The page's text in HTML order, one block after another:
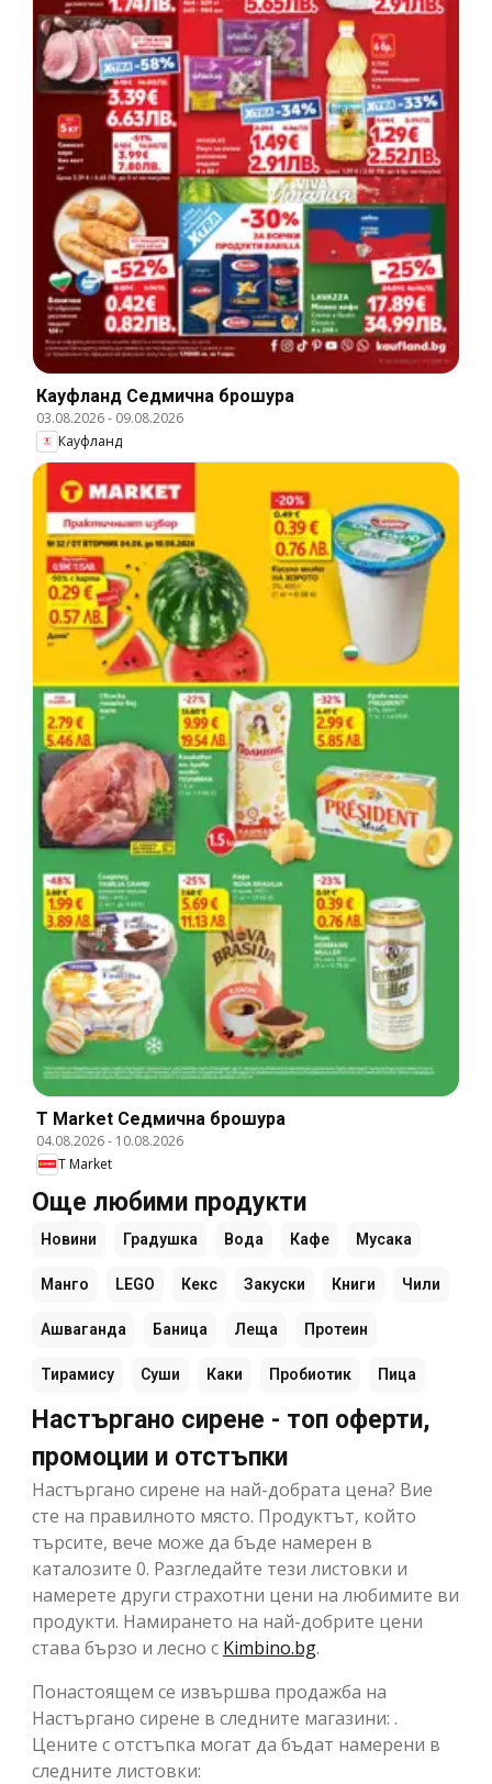
Кауфланд Cедмична брошура
03.08.2026- 09.08.2026
Кауфланд
T Market Cедмична брошура
04.08.2026- 10.08.2026
T Market
Още любими продукти
Новини Градушка Вода Кафе Мусака
Манго LEGO Кекс Закуски Книги Чили
Ашваганда Баница Леща Протеин
Тирамису Суши Каки Пробиотик Пица
Настъргано сирене - топ оферти,
промоции и отстъпки
Настъргано сирене на най-добрата цена? Вие
сте на правилното място. Продуктът, който
търсите, вече може да бъде намерен в
каталозите 0. Разгледайте тези листовки и
намерете други страхотни цени на любимите ви
продукти. Намирането на най-добрите цени
става бързо и лесно с Kimbino.bg.
Понастоящем се извършва продажба на
Настъргано сирене в следните магазини: .
Цените с отстъпка могат да бъдат намерени в
следните листовки: